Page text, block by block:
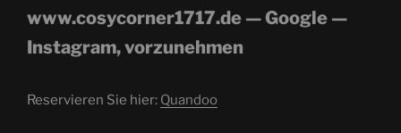
www.cosycorner1717.de — Google —
Instagram, vorzunehmen
Reservieren Sie hier: Quandoo